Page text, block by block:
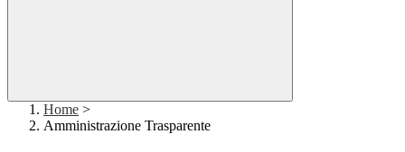
Home >
Amministrazione Trasparente